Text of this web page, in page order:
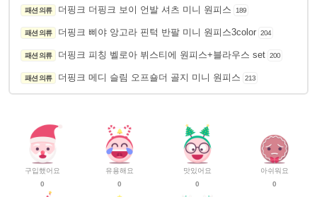
패션 의류 더핑크 더핑크 보이 언발 셔츠 미니 원피스 189
패션 의류 더핑크 삐야 앙고라 핀턱 반팔 미니 원피스3color 204
패션 의류 더핑크 피칭 벨로아 뷔스티에 원피스+블라우스 set 200
패션 의류 더핑크 메디 슬림 오프숄더 골지 미니 원피스 213
구입했어요
0
유용해요
0
맛있어요
0
아쉬워요
0